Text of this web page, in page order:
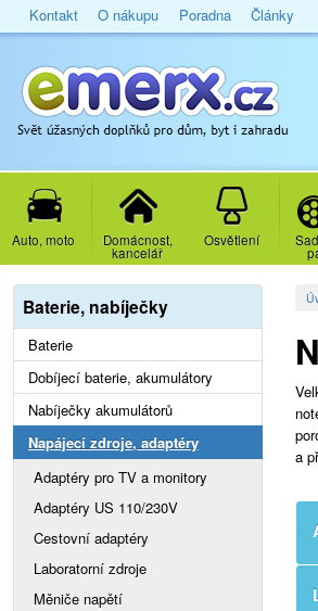
Kontakt O nákupu Poradna Články
Auto, moto Domácnost,
kancelář
Osvětlení
a
Baterie, nabíječky
Baterie
Dobíjecí baterie, akumulátory
Nabíječky akumulátorů
Napájecí zdroje, adaptéry
Adaptéry pro TV a monitory
Adaptéry US 110/230V
Cestovní adaptéry
Laboratorní zdroje
Měniče napětí